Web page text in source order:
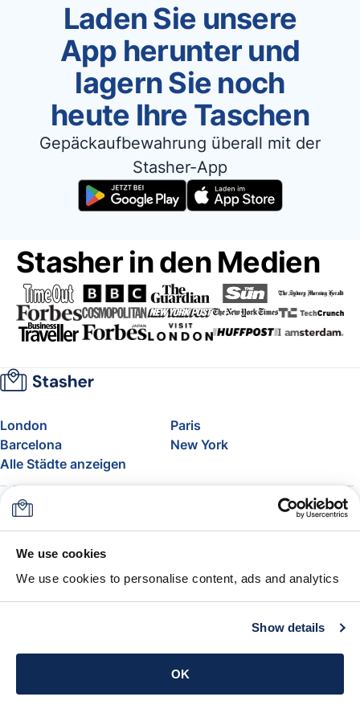
We use cookies
We use cookies to personalise content, ads and analytics
Show details
OK
Laden Sie unsere
App herunter und
lagern Sie noch
heute Ihre Taschen
Gepäckaufbewahrung überall mit der
Stasher-App
Stasher in den Medien
London
Paris
Barcelona
New York
Alle Städte anzeigen
Über uns
FAQ
Support
Blog
Freigepäck bei Airlines
Die Stasher-Garantie
AGB
App holen